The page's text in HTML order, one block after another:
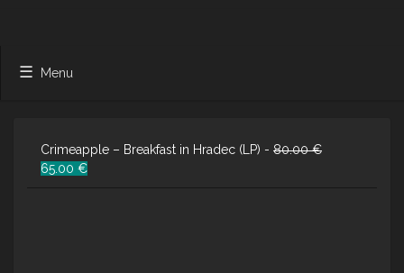
Menu
Crimeapple – Breakfast in Hradec (LP) - 80.00€
Ursprünglicher
65.00 €Aktueller